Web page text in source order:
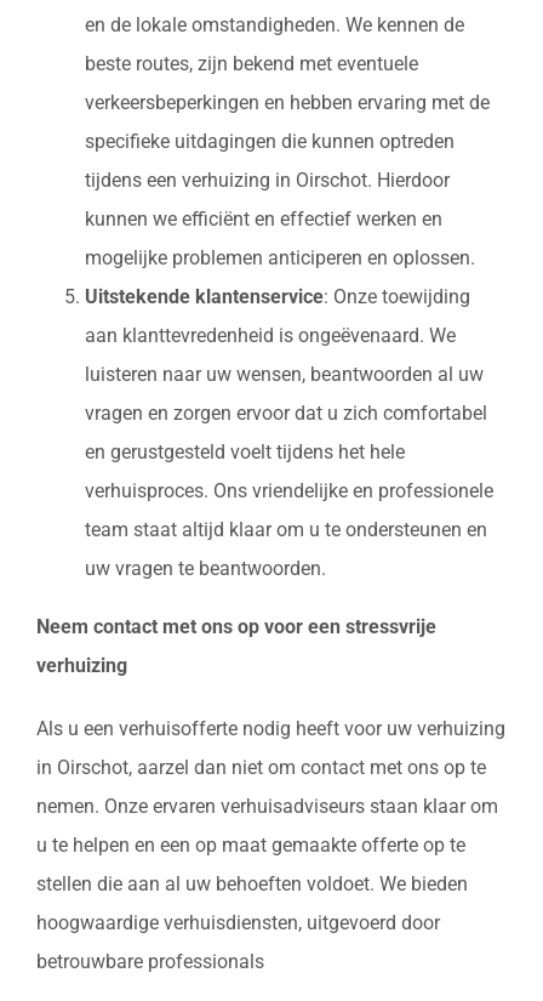
en de lokale omstandigheden. We kennen de
beste routes, zijn bekend met eventuele
verkeersbeperkingen en hebben ervaring met de
specifieke uitdagingen die kunnen optreden
tijdens een verhuizing in Oirschot. Hierdoor
kunnen we efficiënt en effectief werken en
mogelijke problemen anticiperen en oplossen.
Uitstekende klantenservice: Onze toewijding
aan klanttevredenheid is ongeëvenaard. We
luisteren naar uw wensen, beantwoorden al uw
vragen en zorgen ervoor dat u zich comfortabel
en gerustgesteld voelt tijdens het hele
verhuisproces. Ons vriendelijke en professionele
team staat altijd klaar om u te ondersteunen en
uw vragen te beantwoorden.
Neem contact met ons op voor een stressvrije
verhuizing
Als u een verhuisofferte nodig heeft voor uw verhuizing
in Oirschot, aarzel dan niet om contact met ons op te
nemen. Onze ervaren verhuisadviseurs staan klaar om
u te helpen en een op maat gemaakte offerte op te
stellen die aan al uw behoeften voldoet. We bieden
hoogwaardige verhuisdiensten, uitgevoerd door
betrouwbare professionals